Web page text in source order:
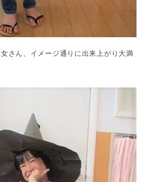
千葉県 千葉県 全域
埼玉県 埼玉県 全域
さん、イメージ通りに出来上がり大満